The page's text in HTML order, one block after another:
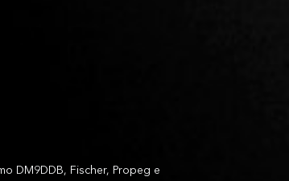
DM9DDB, Fischer, Propeg e